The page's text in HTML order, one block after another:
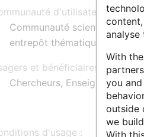
d'utilisateurs :
Communauté scientifique de
entrepôt thématique reconnu
et bénéficiaires :
Chercheurs, Enseignants-
d'usage :
analyse
With
you
outside
we